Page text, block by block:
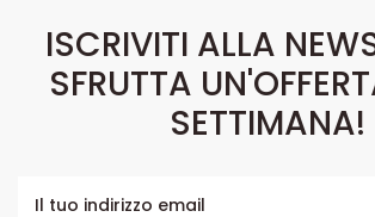
ISCRIVITI ALLA
SFRUTTA
SETTIMANA!